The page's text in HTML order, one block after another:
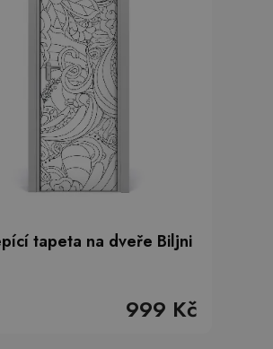
tapeta na dveře Biljni
999 Kč